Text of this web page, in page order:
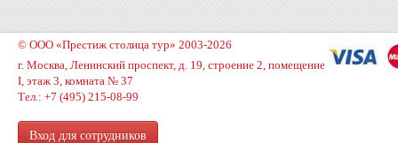
© ООО «Престиж столица тур» 2003-2026
г. Москва, Ленинский проспект, д. 19, строение 2, помещение
I, этаж 3, комната № 37
Тел.: +7 (495) 215-08-99
Вход для сотрудников